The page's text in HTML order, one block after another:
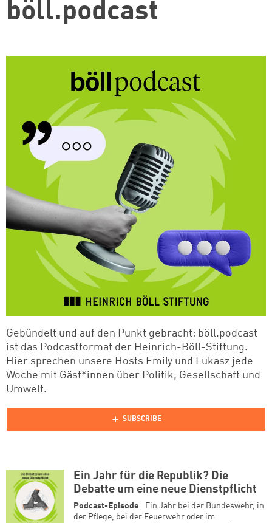
böll.podcast
Gebündelt und auf den Punkt gebracht: böll.podcast
ist das Podcastformat der Heinrich-Böll-Stiftung.
Hier sprechen unsere Hosts Emily und Lukasz jede
Woche mit Gäst*innen über Politik, Gesellschaft und
Umwelt.
Ein Jahr für die Republik? Die
Debatte um eine neue Dienstpflicht
Podcast-Episode
Ein Jahr bei der Bundeswehr, in
der Pflege, bei der Feuerwehr oder im